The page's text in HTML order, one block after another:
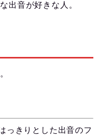
出音が好きな人。
っきりとした出音のフ